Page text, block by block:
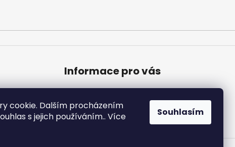
cookie. Dalším procházením
s jejich používáním.. Více
Souhlasím
Informace pro vás
Podmínky ochrany osobních údajů
Moje objednávka